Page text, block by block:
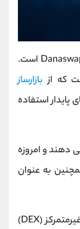
یک ویژگی هیجان انگیز در اکوسیستم آردانا Danaswap است.
بازارساز
پایدار استفاده
دهند و امروزه
به عنوان
ذخایر نقدینگی امکان معامله در صرافی های غیرمتمرکز (DEX)